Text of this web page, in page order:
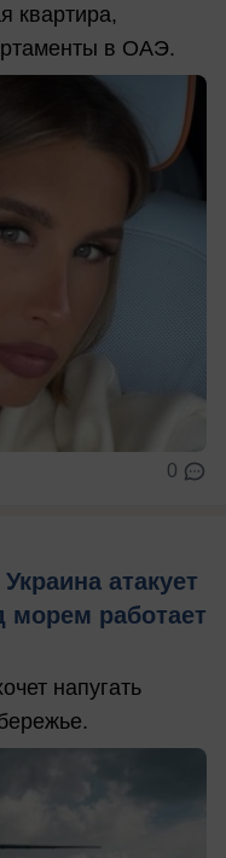
квартира,
в ОАЭ.
0
атакует
работает
напугать